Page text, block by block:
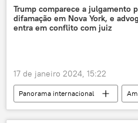
Ron DeSantis
New Hampshire
Carolina
Trump comparece a julgamento
difamação em Nova York, e
entra em conflito com juiz
17 de janeiro 2024, 15:22
Panorama internacional
Donald Trump
Estados